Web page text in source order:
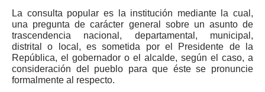
La consulta popular es la institución mediante la cual,
una pregunta de carácter general sobre un asunto de
trascendencia nacional, departamental, municipal,
distrital o local, es sometida por el Presidente de la
República, el gobernador o el alcalde, según el caso, a
consideración del pueblo para que éste se pronuncie
formalmente al respecto.